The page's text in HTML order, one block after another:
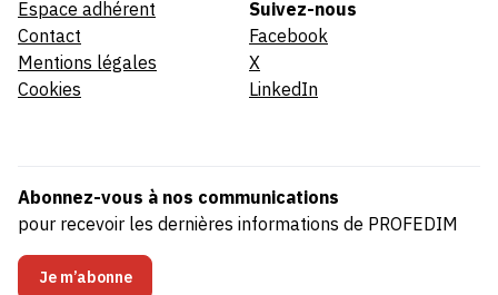
Espace adhérent
Contact
Mentions légales
Cookies
Suivez-nous
Facebook
X
LinkedIn
Abonnez-vous à nos communications
pour recevoir les dernières informations de PROFEDIM
Je m’abonne